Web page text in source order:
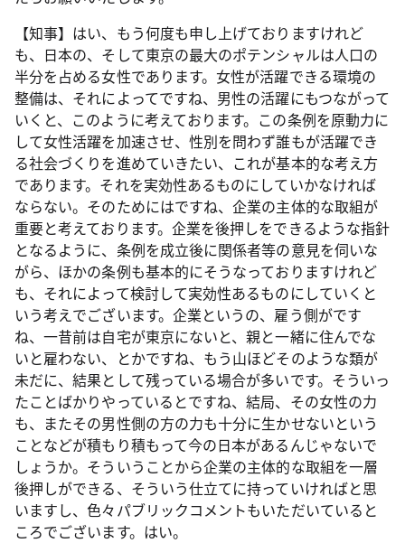
【知事】はい、もう何度も申し上げておりますけれど
も、日本の、そして東京の最大のポテンシャルは人口の
半分を占める女性であります。女性が活躍できる環境の
整備は、それによってですね、男性の活躍にもつながって
いくと、このように考えております。この条例を原動力に
して女性活躍を加速させ、性別を問わず誰もが活躍でき
る社会づくりを進めていきたい、これが基本的な考え方
であります。それを実効性あるものにしていかなければ
ならない。そのためにはですね、企業の主体的な取組が
重要と考えております。企業を後押しをできるような指針
となるように、条例を成立後に関係者等の意見を伺いな
がら、ほかの条例も基本的にそうなっておりますけれど
も、それによって検討して実効性あるものにしていくと
いう考えでございます。企業というの、雇う側がです
ね、一昔前は自宅が東京にないと、親と一緒に住んでな
いと雇わない、とかですね、もう山ほどそのような類が
未だに、結果として残っている場合が多いです。そういっ
たことばかりやっているとですね、結局、その女性の力
も、またその男性側の方の力も十分に生かせないという
ことなどが積もり積もって今の日本があるんじゃないで
しょうか。そういうことから企業の主体的な取組を一層
後押しができる、そういう仕立てに持っていければと思
いますし、色々パブリックコメントもいただいていると
ころでございます。はい。